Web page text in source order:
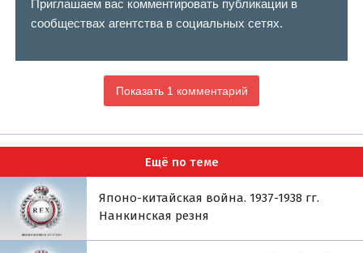
Приглашаем вас комментировать публикации в
сообществах агентства в социальных сетях.
Показать 1 комментарий
Ещё по теме
Японо-китайская война. 1937-1938 гг.
Нанкинская резня